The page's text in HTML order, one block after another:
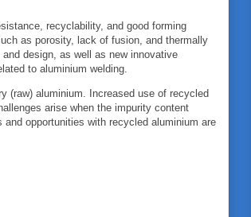
recyclability, and good forming
as porosity, lack of fusion, and thermally
design, as well as new innovative
to aluminium welding.
(raw) aluminium. Increased use of recycled
arise when the impurity content
opportunities with recycled aluminium are